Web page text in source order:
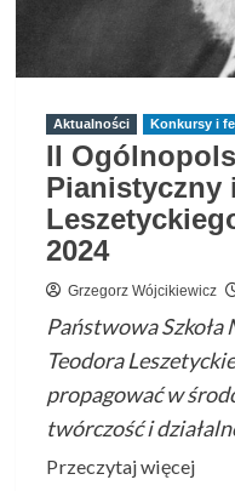
Aktualności Konkursy i
II
Pianistyczny
2024
Grzegorz Wójcikiewicz
Państwowa Szkoła
Teodora
propagować w
twórczość i
Przeczytaj więcej